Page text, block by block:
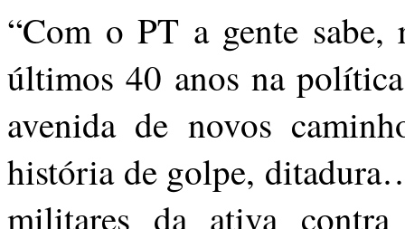
“Com o PT a gente sabe,
últimos 40 anos na
avenida de novos
história de golpe,
militares da ativa